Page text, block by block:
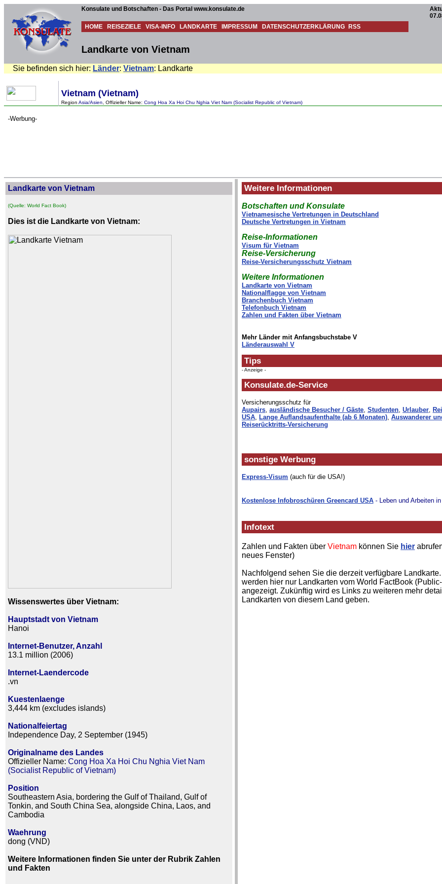
Konsulate und Botschaften - Das Portal www.konsulate.de
HOME REISEZIELE VISA-INFO LANDKARTE IMPRESSUM DATENSCHUTZERKLÄRUNG RSS
Landkarte von Vietnam
Sie befinden sich hier: Länder: Vietnam: Landkarte
Vietnam (Vietnam)
Region Asia/Asien , Offizieller Name: Cong Hoa Xa Hoi Chu Nghia Viet Nam (Socialist Republic of Vietnam)
-Werbung-
Landkarte von Vietnam
(Quelle: World Fact Book)
Dies ist die Landkarte von Vietnam:
Wissenswertes über Vietnam:
Hauptstadt von Vietnam
Hanoi
Internet-Benutzer, Anzahl
13.1 million (2006)
Internet-Laendercode
.vn
Kuestenlaenge
3,444 km (excludes islands)
Nationalfeiertag
Independence Day, 2 September (1945)
Originalname des Landes
Offizieller Name: Cong Hoa Xa Hoi Chu Nghia Viet Nam
(Socialist Republic of Vietnam)
Position
Southeastern Asia, bordering the Gulf of Thailand, Gulf of
Tonkin, and South China Sea, alongside China, Laos, and
Cambodia
Waehrung
dong (VND)
Weitere Informationen finden Sie unter der Rubrik Zahlen
und Fakten
Weitere Informationen
Botschaften und Konsulate
Vietnamesische Vertretungen in Deutschland
Deutsche Vertretungen in Vietnam
Reise-Informationen
Visum für Vietnam
Reise-Versicherung
Reise-Versicherungsschutz Vietnam
Weitere Informationen
Landkarte von Vietnam
Nationalflagge von Vietnam
Branchenbuch Vietnam
Telefonbuch Vietnam
Zahlen und Fakten über Vietnam
Mehr Länder mit Anfangsbuchstabe V
Länderauswahl V
Tips
- Anzeige -
Konsulate.de-Service
Versicherungsschutz für
Aupairs, ausländische Besucher / Gäste, Studenten, Urlauber,
USA, Lange Auflandsaufenthalte (ab 6 Monaten), Auswanderer
Reiserücktritts-Versicherung
sonstige Werbung
Express-Visum (auch für die USA!)
Kostenlose Infobroschüren Greencard USA - Leben und Arbeiten
Infotext
Zahlen und Fakten über Vietnam können Sie hier
neues Fenster)
Nachfolgend sehen Sie die derzeit verfügbare
werden hier nur Landkarten vom World FactBook
angezeigt. Zukünftig wird es Links zu weiteren mehr
Landkarten von diesem Land geben.